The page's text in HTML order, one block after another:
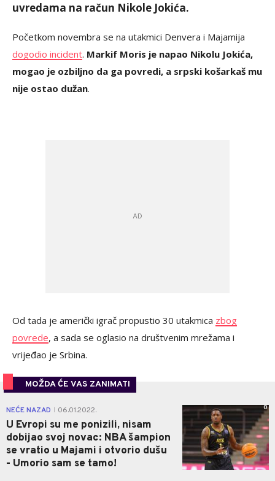
uvredama na račun Nikole Jokića.
Početkom novembra se na utakmici Denvera i Majamija
dogodio incident. Markif Moris je napao Nikolu Jokića,
mogao je ozbiljno da ga povredi, a srpski košarkaš mu
nije ostao dužan.
Od tada je američki igrač propustio 30 utakmica zbog
povrede, a sada se oglasio na društvenim mrežama i
vrijeđao je Srbina.
MOŽDA ĆE VAS ZANIMATI
NEĆE NAZAD 06.01.2022.
U Evropi su me ponizili, nisam
dobijao svoj novac: NBA šampion
se vratio u Majami i otvorio dušu
- Umorio sam se tamo!
0